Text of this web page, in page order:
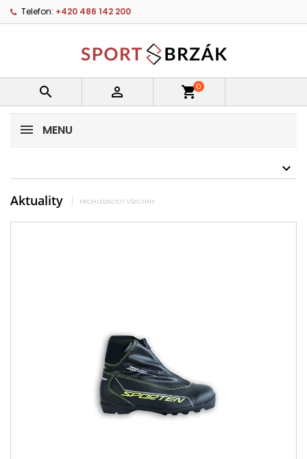
Telefon: +420 486 142 200
  shopping_cart0
MENU
Aktuality PROHLÉDNOUT VŠECHNY